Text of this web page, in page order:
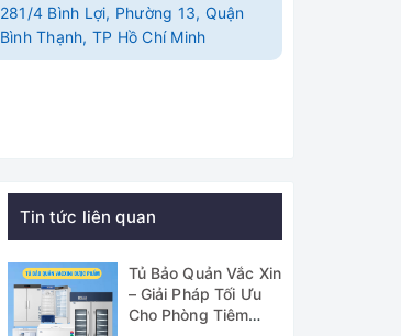
281/4 Bình Lợi, Phường 13, Quận
Bình Thạnh, TP Hồ Chí Minh
Tin tức liên quan
Tủ Bảo Quản Vắc Xin
– Giải Pháp Tối Ưu
Cho Phòng Tiêm